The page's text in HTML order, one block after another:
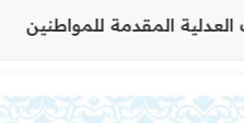
بمستوى الخدمات العدلية